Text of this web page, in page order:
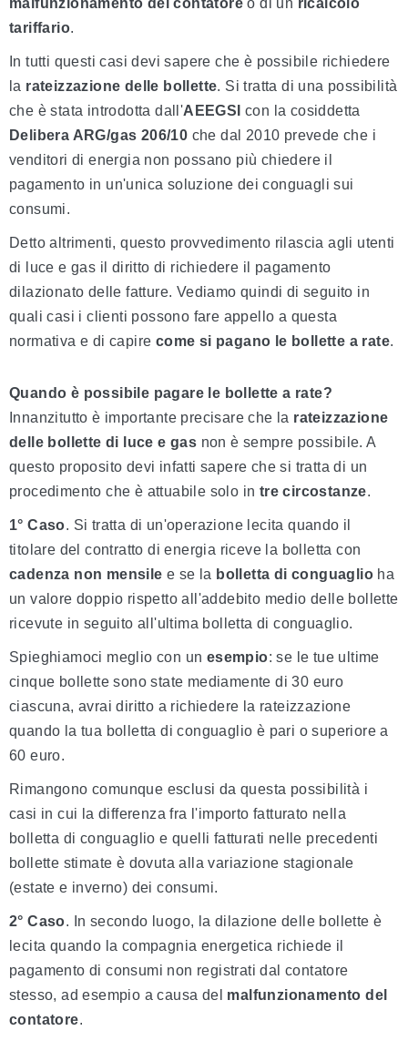
malfunzionamento del contatore o di un ricalcolo
tariffario.
In tutti questi casi devi sapere che è possibile richiedere
la rateizzazione delle bollette. Si tratta di una possibilità
che è stata introdotta dall'AEEGSIcon la cosiddetta
Delibera ARG/gas 206/10 che dal 2010 prevede che i
venditori di energia non possano più chiedere il
pagamento in un'unica soluzione dei conguagli sui
consumi.
Detto altrimenti, questo provvedimento rilascia agli utenti
di luce e gas il diritto di richiedere il pagamento
dilazionato delle fatture. Vediamo quindi di seguito in
quali casi i clienti possono fare appello a questa
normativa e di capire come si pagano le bollette a rate.
Quando è possibile pagare le bollette a rate?
Innanzitutto è importante precisare che la rateizzazione
delle bollette di luce e gas non è sempre possibile. A
questo proposito devi infatti sapere che si tratta di un
procedimento che è attuabile solo in tre circostanze.
1° Caso. Si tratta di un'operazione lecita quando il
titolare del contratto di energia riceve la bolletta con
cadenza non mensile e se la bolletta di conguaglio ha
un valore doppio rispetto all'addebito medio delle bollette
ricevute in seguito all'ultima bolletta di conguaglio.
Spieghiamoci meglio con un esempio: se le tue ultime
cinque bollette sono state mediamente di 30 euro
ciascuna, avrai diritto a richiedere la rateizzazione
quando la tua bolletta di conguaglio è pari o superiore a
60 euro.
Rimangono comunque esclusi da questa possibilità i
casi in cui la differenza fra l'importo fatturato nella
bolletta di conguaglio e quelli fatturati nelle precedenti
bollette stimate è dovuta alla variazione stagionale
(estate e inverno) dei consumi.
2° Caso. In secondo luogo, la dilazione delle bollette è
lecita quando la compagnia energetica richiede il
pagamento di consumi non registrati dal contatore
stesso, ad esempio a causa del malfunzionamento del
contatore.